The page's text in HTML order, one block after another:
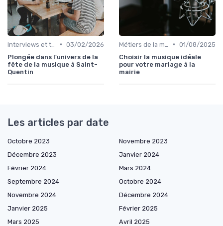
• 03/02/2026
Plongée dans l'univers de la
fête de la musique à Saint-
Quentin
• 01/08/2025
Choisir la musique idéale
pour votre mariage à la
mairie
Les articles par date
Octobre 2023
Novembre 2023
Décembre 2023
Janvier 2024
Février 2024
Mars 2024
Septembre 2024
Octobre 2024
Novembre 2024
Décembre 2024
Janvier 2025
Février 2025
Mars 2025
Avril 2025